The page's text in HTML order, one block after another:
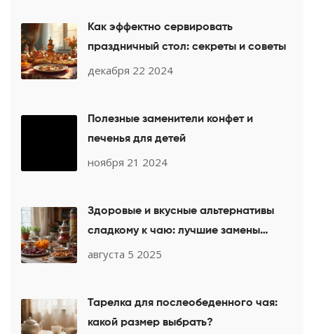
Как эффектно сервировать
праздничный стол: секреты и советы
декабря 22 2024
Полезные заменители конфет и
печенья для детей
ноября 21 2024
Здоровые и вкусные альтернативы
сладкому к чаю: лучшие замены
десертов
августа 5 2025
Тарелка для послеобеденного чая:
какой размер выбрать?